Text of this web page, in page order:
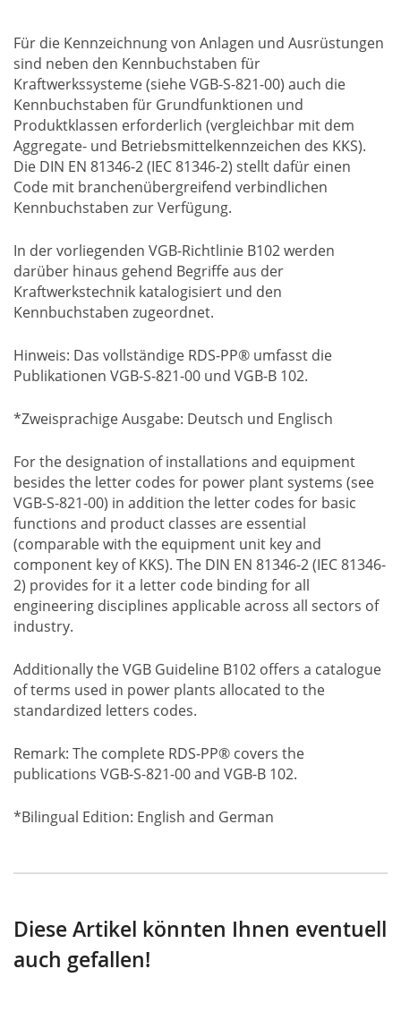
Für die Kennzeichnung von Anlagen und Ausrüstungen
sind neben den Kennbuchstaben für
Kraftwerkssysteme (siehe VGB-S-821-00) auch die
Kennbuchstaben für Grundfunktionen und
Produktklassen erforderlich (vergleichbar mit dem
Aggregate- und Betriebsmittelkennzeichen des KKS).
Die DIN EN 81346-2 (IEC 81346-2) stellt dafür einen
Code mit branchenübergreifend verbindlichen
Kennbuchstaben zur Verfügung.
In der vorliegenden VGB-Richtlinie B102 werden
darüber hinaus gehend Begriffe aus der
Kraftwerkstechnik katalogisiert und den
Kennbuchstaben zugeordnet.
Hinweis: Das vollständige RDS-PP® umfasst die
Publikationen VGB-S-821-00 und VGB-B 102.
*Zweisprachige Ausgabe: Deutsch und Englisch
For the designation of installations and equipment
besides the letter codes for power plant systems (see
VGB-S-821-00) in addition the letter codes for basic
functions and product classes are essential
(comparable with the equipment unit key and
component key of KKS). The DIN EN 81346-2 (IEC 81346-
2) provides for it a letter code binding for all
engineering disciplines applicable across all sectors of
industry.
Additionally the VGB Guideline B102 offers a catalogue
of terms used in power plants allocated to the
standardized letters codes.
Remark: The complete RDS-PP® covers the
publications VGB-S-821-00 and VGB-B 102.
*Bilingual Edition: English and German
Diese Artikel könnten Ihnen eventuell
auch gefallen!